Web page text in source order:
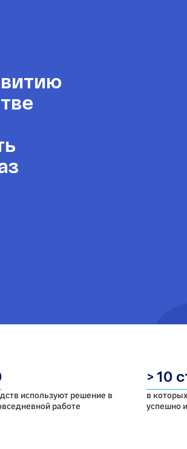
используют решение в
работе
> 10
в
успешно